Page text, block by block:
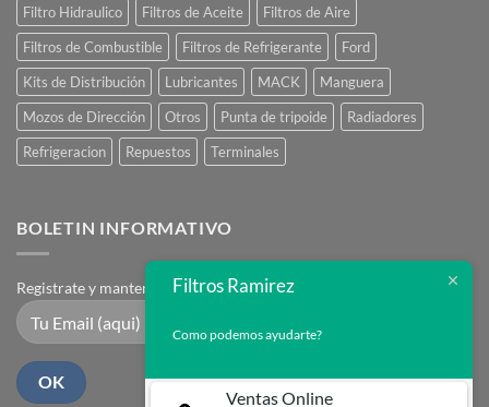
Filtro Hidraulico
Filtros de Aceite
Filtros de Aire
Filtros de Combustible
Filtros de Refrigerante
Ford
Kits de Distribución
Lubricantes MACK
Manguera
Mozos de Dirección
Otros Punta de tripoide
Radiadores
Refrigeracion
Repuestos Terminales
BOLETIN INFORMATIVO
Registrate y mantente en contacto
Filtros Ramirez
Como podemos ayudarte?
Ventas Online